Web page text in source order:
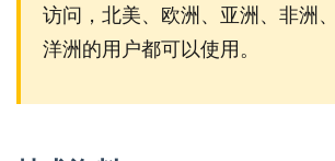
访问，北美、欧洲、亚洲、非洲
洋洲的用户都可以使用。